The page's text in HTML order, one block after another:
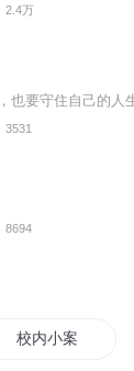
2.4万
3531
8694
校内小案